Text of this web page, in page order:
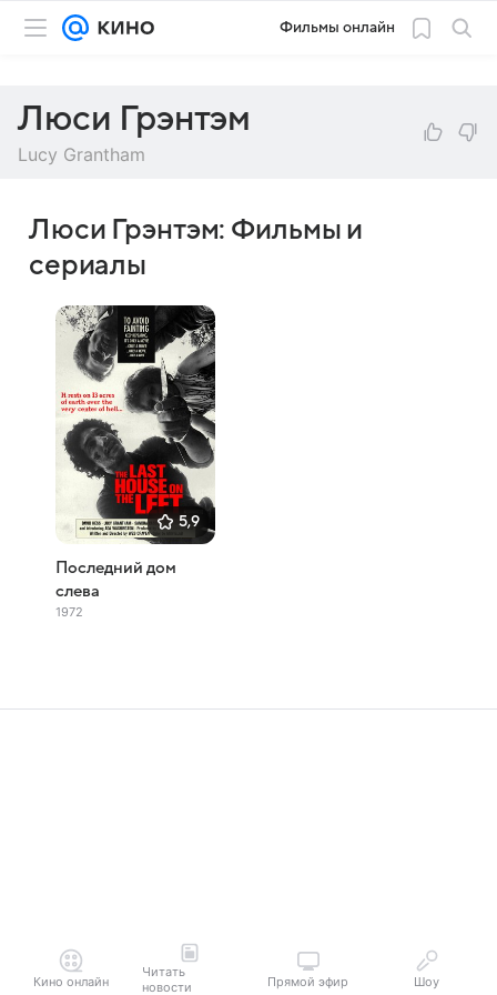
Фильмы онлайн
Люси Грэнтэм
Lucy Grantham
Люси Грэнтэм: Фильмы и
сериалы
5,9
Последний дом
слева
1972
Кино онлайн
Читать
новости
Прямой эфир Шоу